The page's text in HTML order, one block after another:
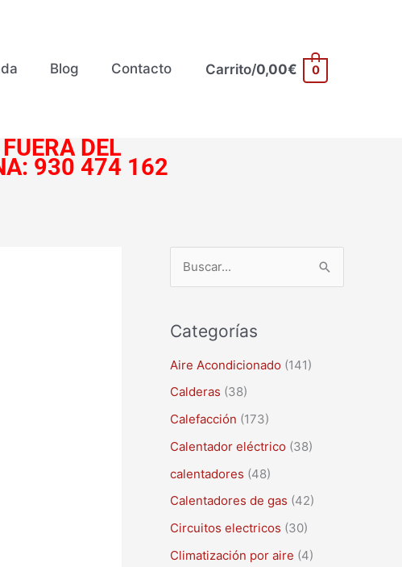
Blog Contacto Carrito/0,00€ 0
FUERA DEL
930 474 162
c
a
r
p
o
Categorías
Aire Acondicionado (141)
Calderas (38)
Calefacción (173)
Calentador eléctrico (38)
calentadores (48)
Calentadores de gas (42)
Circuitos electricos (30)
Climatización por aire (4)